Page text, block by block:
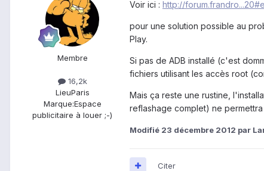
Membre
16,2k
LieuParis
Marque:Espace
publicitaire à louer ;-)
Voir ici : http://
pour une solution possible au
Play.
Si pas de ADB installé (c'est
fichiers utilisant les accès root
Mais ça reste une rustine,
reflashage complet) ne
Modifié 23 décembre 2012 par
Citer